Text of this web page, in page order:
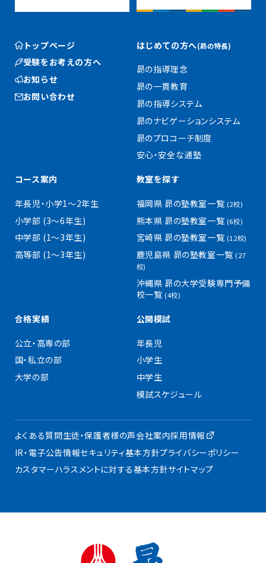
トップページ
受験をお考えの方へ
お知らせ
お問い合わせ
はじめての方へ(昴の特長)
昴の指導理念
昴の一貫教育
昴の指導システム
昴のナビゲーションシステム
昴のプロコーチ制度
安心・安全な通塾
コース案内
年長児・小学1〜2年生
小学部 (3〜6年生)
中学部 (1〜3年生)
高等部 (1〜3年生)
教室を探す
福岡県 昴の塾教室一覧 (2校)
熊本県 昴の塾教室一覧 (6校)
宮崎県 昴の塾教室一覧 (12校)
鹿児島県 昴の塾教室一覧(27
校)
沖縄県 昴の大学受験専門予備
校一覧 (4校)
合格実績
公立・高専の部
国・私立の部
大学の部
公開模試
年長児
小学生
中学生
模試スケジュール
よくある質問生徒・保護者様の声会社案内採用情報
IR・電子公告情報セキュリティ基本方針プライバシーポリシー
カスタマーハラスメントに対する基本方針サイトマップ